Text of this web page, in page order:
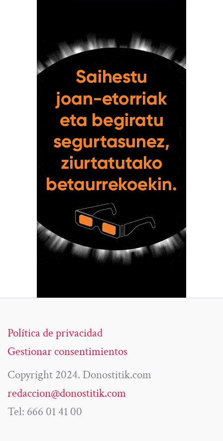
Política de privacidad
Gestionar consentimientos
Copyright 2024. Donostitik.com
redaccion@donostitik.com
Tel: 666 01 41 00